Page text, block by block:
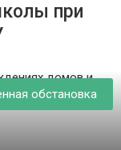
при
обстановка